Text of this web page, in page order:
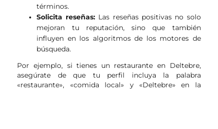
términos.
Solicita reseñas:Las reseñas positivas no solo
mejoran tu reputación, sino que también
influyen en los algoritmos de los motores de
búsqueda.
Por ejemplo, si tienes un restaurante en Deltebre,
asegúrate de que tu perfil incluya la palabra
«restaurante», «comida local» y «Deltebre» en la